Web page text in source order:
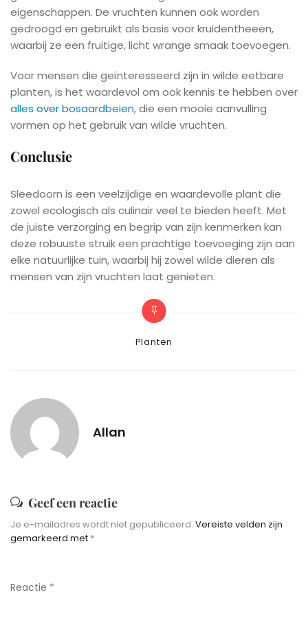
eigenschappen. De vruchten kunnen ook worden
gedroogd en gebruikt als basis voor kruidentheeën,
waarbij ze een fruitige, licht wrange smaak toevoegen.
Voor mensen die geïnteresseerd zijn in wilde eetbare
planten, is het waardevol om ook kennis te hebben over
alles over bosaardbeien, die een mooie aanvulling
vormen op het gebruik van wilde vruchten.
Conclusie
Sleedoorn is een veelzijdige en waardevolle plant die
zowel ecologisch als culinair veel te bieden heeft. Met
de juiste verzorging en begrip van zijn kenmerken kan
deze robuuste struik een prachtige toevoeging zijn aan
elke natuurlijke tuin, waarbij hij zowel wilde dieren als
mensen van zijn vruchten laat genieten.
Categories
Planten
Allan
Geef een reactie
Je e-mailadres wordt niet gepubliceerd. Vereiste velden zijn
gemarkeerd met *
Reactie *